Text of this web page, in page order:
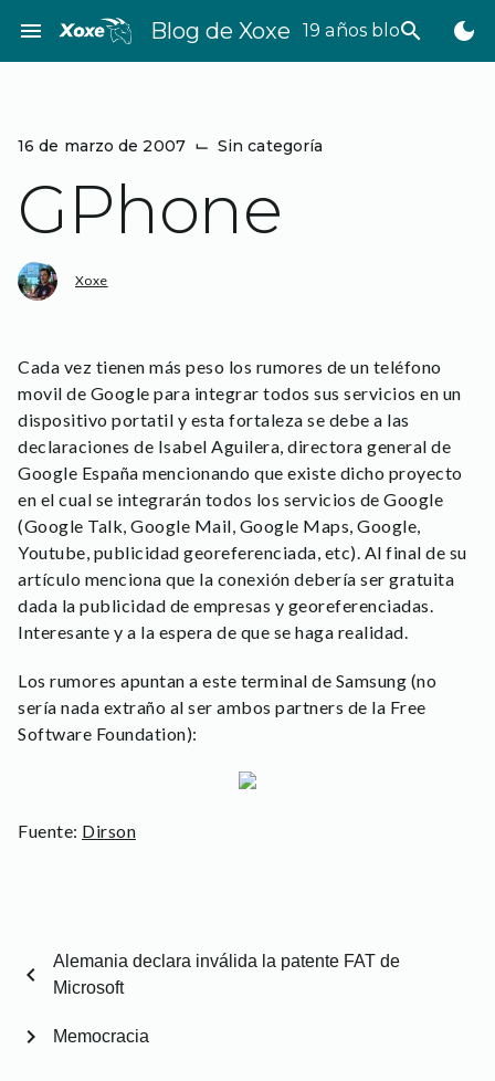
contenido
menu Blog de Xoxe 19 años bloggeando
search dark_mode
16 de marzo de 2007 ⌙ Sin categoría
GPhone
Xoxe
Cada vez tienen más peso los rumores de un teléfono
movil de Google para integrar todos sus servicios en un
dispositivo portatil y esta fortaleza se debe a las
declaraciones de Isabel Aguilera, directora general de
Google España mencionando que existe dicho proyecto
en el cual se integrarán todos los servicios de Google
(Google Talk, Google Mail, Google Maps, Google,
Youtube, publicidad georeferenciada, etc). Al final de su
artículo menciona que la conexión debería ser gratuita
dada la publicidad de empresas y georeferenciadas.
Interesante y a la espera de que se haga realidad.
Los rumores apuntan a este terminal de Samsung (no
sería nada extraño al ser ambos partners de la Free
Software Foundation):
Fuente: Dirson
chevron_left
Alemania declara inválida la patente FAT de
Microsoft
Memocracia
chevron_right